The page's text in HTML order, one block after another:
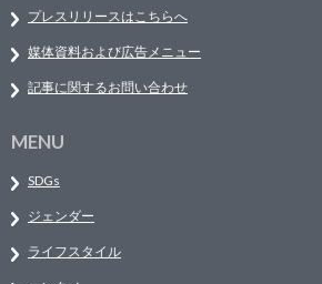
プレスリリースはこちらへ
媒体資料および広告メニュー
記事に関するお問い合わせ
MENU
SDGs
ジェンダー
ライフスタイル